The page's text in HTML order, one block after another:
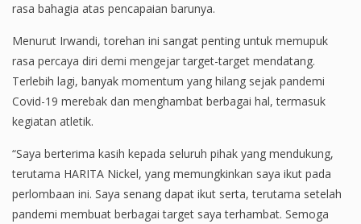
rasa bahagia atas pencapaian barunya.
Menurut Irwandi, torehan ini sangat penting untuk memupuk
rasa percaya diri demi mengejar target-target mendatang.
Terlebih lagi, banyak momentum yang hilang sejak pandemi
Covid-19 merebak dan menghambat berbagai hal, termasuk
kegiatan atletik.
“Saya berterima kasih kepada seluruh pihak yang mendukung,
terutama HARITA Nickel, yang memungkinkan saya ikut pada
perlombaan ini. Saya senang dapat ikut serta, terutama setelah
pandemi membuat berbagai target saya terhambat. Semoga